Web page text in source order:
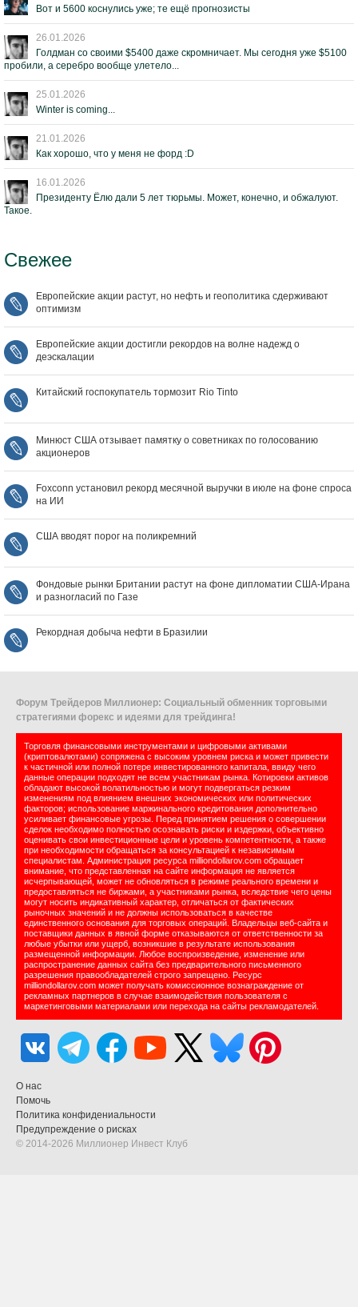
Вот и 5600 коснулись уже; те ещё прогнозисты
26.01.2026
Голдман со своими $5400 даже скромничает. Мы сегодня уже $5100
пробили, а серебро вообще улетело...
25.01.2026
Winter is coming...
21.01.2026
Как хорошо, что у меня не форд :D
16.01.2026
Президенту Ёлю дали 5 лет тюрьмы. Может, конечно, и обжалуют.
Такое.
Свежее
Европейские акции растут, но нефть и геополитика сдерживают
оптимизм
Европейские акции достигли рекордов на волне надежд о
деэскалации
Китайский госпокупатель тормозит Rio Tinto
Минюст США отзывает памятку о советниках по голосованию
акционеров
Foxconn установил рекорд месячной выручки в июле на фоне спроса
на ИИ
США вводят порог на поликремний
Фондовые рынки Британии растут на фоне дипломатии США‑Ирана
и разногласий по Газе
Рекордная добыча нефти в Бразилии
Форум Трейдеров Миллионер: Социальный обменник торговыми
стратегиями форекс и идеями для трейдинга!
Торговля финансовыми инструментами и цифровыми активами
(криптовалютами) сопряжена с высоким уровнем риска и может привести
к частичной или полной потере инвестированного капитала, ввиду чего
данные операции подходят не всем участникам рынка. Котировки активов
обладают высокой волатильностью и могут подвергаться резким
изменениям под влиянием внешних экономических или политических
факторов; использование маржинального кредитования дополнительно
усиливает финансовые угрозы. Перед принятием решения о совершении
сделок необходимо полностью осознавать риски и издержки, объективно
оценивать свои инвестиционные цели и уровень компетентности, а также
при необходимости обращаться за консультацией к независимым
специалистам. Администрация ресурса milliondollarov.com обращает
внимание, что представленная на сайте информация не является
исчерпывающей, может не обновляться в режиме реального времени и
предоставляться не биржами, а участниками рынка, вследствие чего цены
могут носить индикативный характер, отличаться от фактических
рыночных значений и не должны использоваться в качестве
единственного основания для торговых операций. Владельцы веб-сайта и
поставщики данных в явной форме отказываются от ответственности за
любые убытки или ущерб, возникшие в результате использования
размещенной информации. Любое воспроизведение, изменение или
распространение данных сайта без предварительного письменного
разрешения правообладателей строго запрещено. Ресурс
milliondollarov.com может получать комиссионное вознаграждение от
рекламных партнеров в случае взаимодействия пользователя с
маркетинговыми материалами или перехода на сайты рекламодателей.
О нас
Помочь
Политика конфидениальности
Предупреждение о рисках
© 2014-2026 Миллионер Инвест Клуб